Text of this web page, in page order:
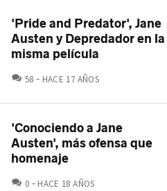
'Pride and Predator', Jane
Austen y Depredador en la
misma película
58 COMENTARIOS
HACE 17 AÑOS
'Conociendo a Jane
Austen', más ofensa que
homenaje
0 COMENTARIOS
HACE 18 AÑOS